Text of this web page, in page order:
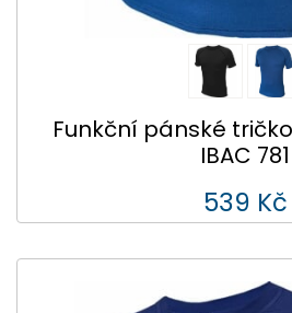
Funkční pánské
IBAC 781
539 Kč